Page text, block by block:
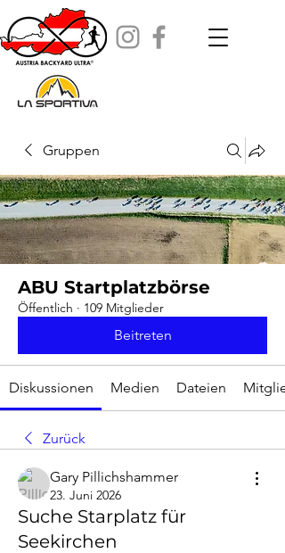
Gruppen
ABU Startplatzbörse
Öffentlich · 109 Mitglieder
Beitreten
Diskussionen Medien Dateien
Zurück
Gary Pillichshammer
23. Juni 2026
Suche Starplatz für
Seekirchen